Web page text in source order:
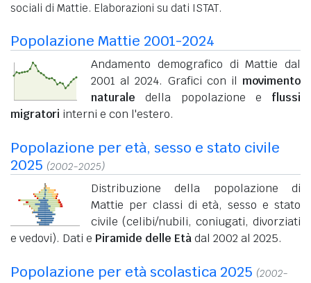
sociali di Mattie. Elaborazioni su dati ISTAT.
Popolazione Mattie 2001-2024
Andamento demografico di Mattie dal
2001 al 2024. Grafici con il movimento
naturale della popolazione e flussi
migratori interni e con l'estero.
Popolazione per età, sesso e stato civile
2025 (2002-2025)
Distribuzione della popolazione di
Mattie per classi di età, sesso e stato
civile (celibi/nubili, coniugati, divorziati
e vedovi). Dati e Piramide delle Etàdal 2002 al 2025.
Popolazione per età scolastica 2025 (2002-